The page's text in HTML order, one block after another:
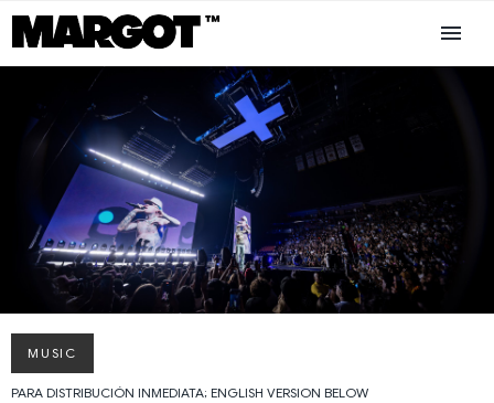
MUSIC
PARA DISTRIBUCIÓN INMEDIATA; ENGLISH VERSION BELOW